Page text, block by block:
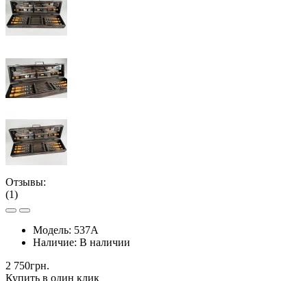
Отзывы:
(1)
Модель: 537А
Наличие: В наличии
2 750грн.
Купить в один клик